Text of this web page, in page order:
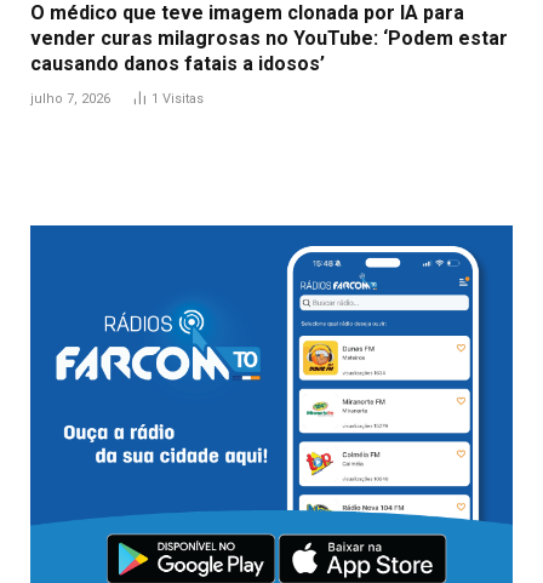
O médico que teve imagem clonada por IA para
vender curas milagrosas no YouTube: ‘Podem estar
causando danos fatais a idosos’
julho 7, 2026 1 Visitas